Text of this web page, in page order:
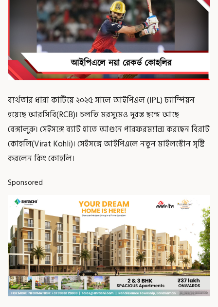
ব্যর্থতার ধারা কাটিয়ে ২০২৫ সালে আইপিএল (IPL) চ্যাম্পিয়ন
হয়েছে আরসিবি(RCB)। চলতি মরসুমেও দুরন্ত ছন্দে আছে
বেঙ্গালুরু। সেইসঙ্গে ব্যাট হাতে আগুনে পারফরম্যান্স করছেন বিরাট
কোহলি(Virat Kohli)। সেইসঙ্গে আইপিএলে নতুন মাইলস্টোন সৃষ্টি
করলেন কিং কোহলি।
Sponsored